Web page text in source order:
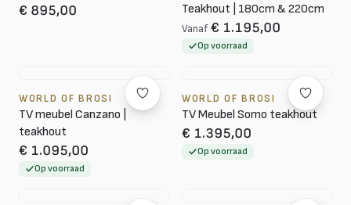
€ 895,00
Teakhout | 180cm & 220cm
Vanaf € 1.195,00
Op voorraad
WORLD OF BROSI
TV meubel Canzano |
teakhout
€ 1.095,00
Op voorraad
WORLD OF BROSI
TV Meubel Somo teakhout
€ 1.395,00
Op voorraad